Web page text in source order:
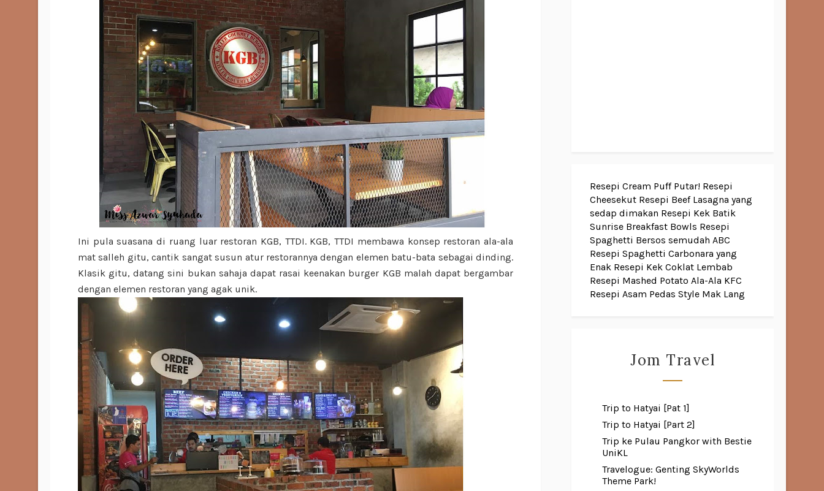
Ini pula suasana di ruang luar restoran KGB, TTDI. KGB, TTDI membawa konsep restoran ala-ala
mat salleh gitu, cantik sangat susun atur restorannya dengan elemen batu-bata sebagai dinding.
Klasik gitu, datang sini bukan sahaja dapat rasai keenakan burger KGB malah dapat bergambar
dengan elemen restoran yang agak unik.
Resepi Cream Puff Putar! Resepi
Cheesekut Resepi Beef Lasagna yang
sedap dimakan Resepi Kek Batik
Sunrise Breakfast Bowls Resepi
Spaghetti Bersos semudah ABC
Resepi Spaghetti Carbonara yang
Enak Resepi Kek Coklat Lembab
Resepi Mashed Potato Ala-Ala KFC
Resepi Asam Pedas Style Mak Lang
Jom Travel
Trip to Hatyai [Pat 1]
Trip to Hatyai [Part 2]
Trip ke Pulau Pangkor with Bestie
UniKL
Travelogue: Genting SkyWorlds
Theme Park!